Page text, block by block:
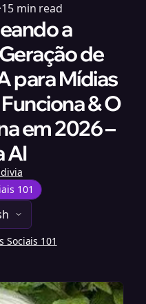
·15 min read
a
de
para Mídias
& O
em 2026 –
AI
101
Sociais 101